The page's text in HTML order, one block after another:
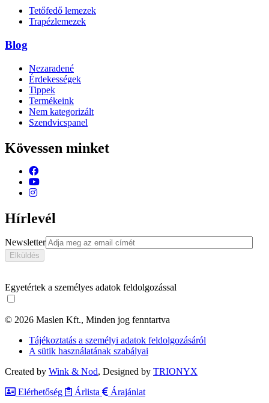
Tetőfedő lemezek
Trapézlemezek
Blog
Nezaradené
Érdekességek
Tippek
Termékeink
Nem kategorizált
Szendvicspanel
Kövessen minket
Hírlevél
Newsletter
Egyetértek a személyes adatok feldolgozással
© 2026 Maslen Kft., Minden jog fenntartva
Tájékoztatás a személyi adatok feldolgozásáról
A sütik használatának szabályai
Created by Wink & Nod, Designed by TRIONYX
Elérhetőség
Árlista Árajánlat